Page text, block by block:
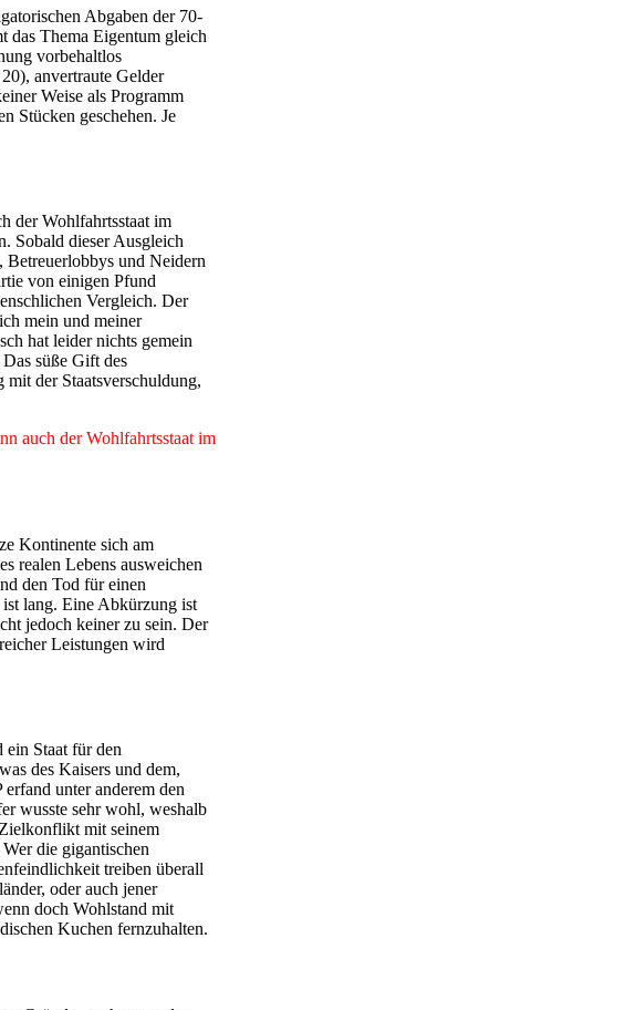
Abgaben der 70-
das Thema Eigentum gleich
vorbehaltlos
anvertraute Gelder
Weise als Programm
Stücken geschehen. Je
der Wohlfahrtsstaat im
Sobald dieser Ausgleich
und Neidern
von einigen Pfund
Vergleich. Der
mein und meiner
hat leider nichts gemein
süße Gift des
der Staatsverschuldung,
auch der Wohlfahrtsstaat im
Kontinente sich am
realen Lebens ausweichen
den Tod für einen
lang. Eine Abkürzung ist
jedoch keiner zu sein. Der
Leistungen wird
ein Staat für den
des Kaisers und dem,
unter anderem den
wusste sehr wohl, weshalb
mit seinem
die gigantischen
treiben überall
oder auch jener
doch Wohlstand mit
Kuchen fernzuhalten.